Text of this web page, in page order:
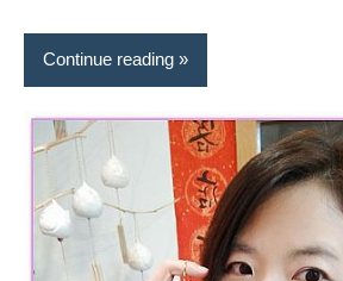
Continue reading